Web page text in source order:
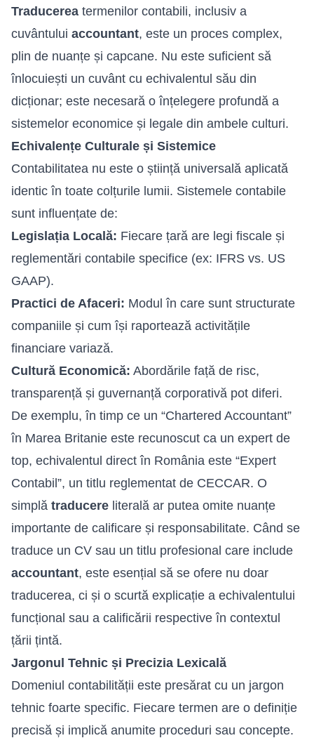
Traducerea termenilor contabili, inclusiv a
cuvântului accountant, este un proces complex,
plin de nuanțe și capcane. Nu este suficient să
înlocuiești un cuvânt cu echivalentul său din
dicționar; este necesară o înțelegere profundă a
sistemelor economice și legale din ambele culturi.
Echivalențe Culturale și Sistemice
Contabilitatea nu este o știință universală aplicată
identic în toate colțurile lumii. Sistemele contabile
sunt influențate de:
Legislația Locală: Fiecare țară are legi fiscale și
reglementări contabile specifice (ex: IFRS vs. US
GAAP).
Practici de Afaceri: Modul în care sunt structurate
companiile și cum își raportează activitățile
financiare variază.
Cultură Economică: Abordările față de risc,
transparență și guvernanță corporativă pot diferi.
De exemplu, în timp ce un “Chartered Accountant”
în Marea Britanie este recunoscut ca un expert de
top, echivalentul direct în România este “Expert
Contabil”, un titlu reglementat de CECCAR. O
simplă traducere literală ar putea omite nuanțe
importante de calificare și responsabilitate. Când se
traduce un CV sau un titlu profesional care include
accountant, este esențial să se ofere nu doar
traducerea, ci și o scurtă explicație a echivalentului
funcțional sau a calificării respective în contextul
țării țintă.
Jargonul Tehnic și Precizia Lexicală
Domeniul contabilității este presărat cu un jargon
tehnic foarte specific. Fiecare termen are o definiție
precisă și implică anumite proceduri sau concepte.